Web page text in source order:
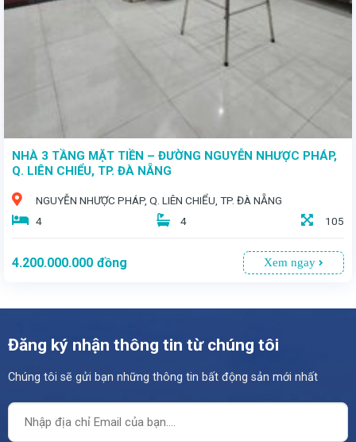
NHÀ 3 TẦNG MẶT TIỀN – ĐƯỜNG NGUYỄN NHƯỢC PHÁP,
Q. LIÊN CHIỂU, TP. ĐÀ NẴNG
NGUYỄN NHƯỢC PHÁP, Q. LIÊN CHIỂU, TP. ĐÀ NẴNG
4
4 105
4.200.000.000 đồng Xem ngay
Đăng ký nhận thông tin từ chúng tôi
Chúng tôi sẽ gửi bạn những thông tin bất động sản mới nhất